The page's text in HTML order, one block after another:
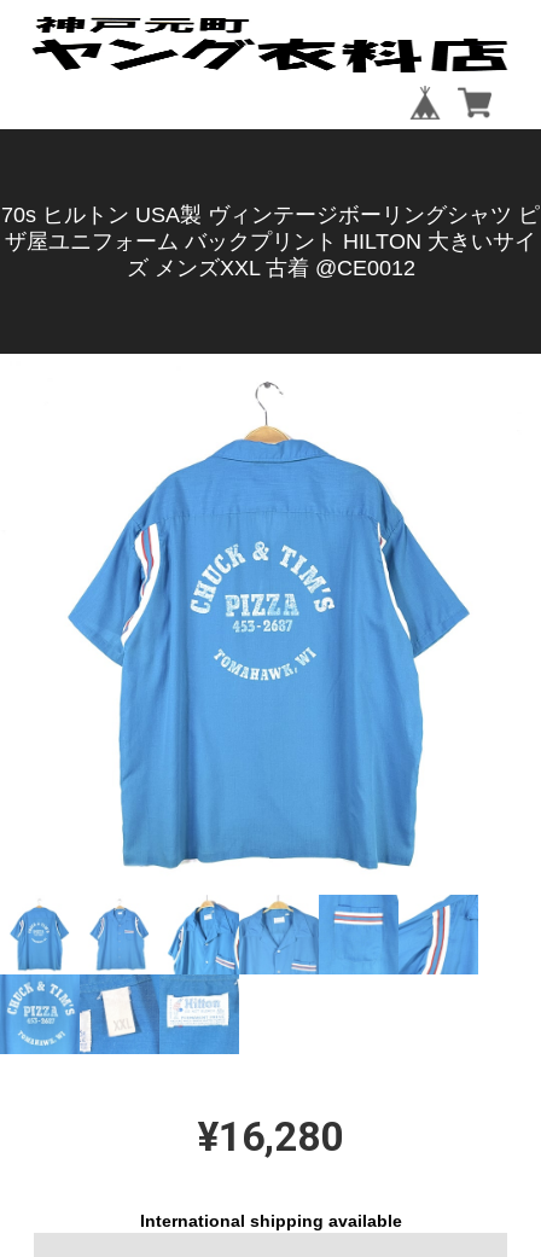
70s ヒルトン USA製 ヴィンテージボーリングシャツ ピ
ザ屋ユニフォーム バックプリント HILTON 大きいサイ
ズ メンズXXL 古着 @CE0012
¥16,280
International shipping available